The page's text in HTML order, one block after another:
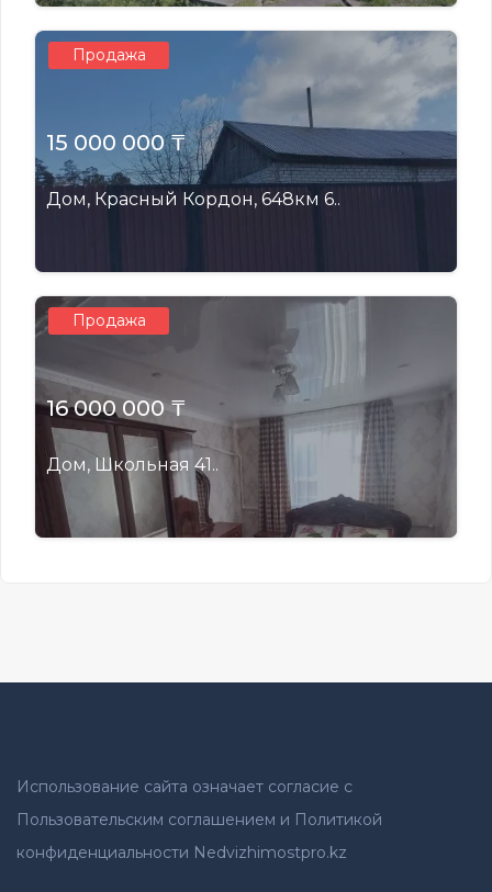
Продажа
15 000 000 ₸
Дом, Красный Кордон, 648км 6..
Продажа
16 000 000 ₸
Дом, Школьная 41..
Использование сайта означает согласие с
Пользовательским соглашением и Политикой
конфиденциальности Nedvizhimostpro.kz